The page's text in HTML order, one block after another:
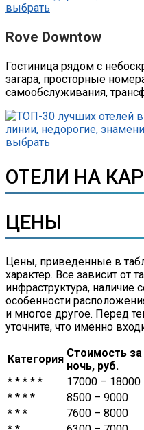
Rove Downtow
Гостиница рядом с
загара, просторные
самообслуживания,
ОТЕЛИ НА
ЦЕНЫ
Цены, приведенные в
характер. Все зависит от
инфраструктура, наличие
особенности
и многое другое. Перед
уточните, что именно
Категория Стоимость за
ночь, руб.
* * * * *
17000 – 18000
* * * *
8500 – 9000
* * *
7600 – 8000